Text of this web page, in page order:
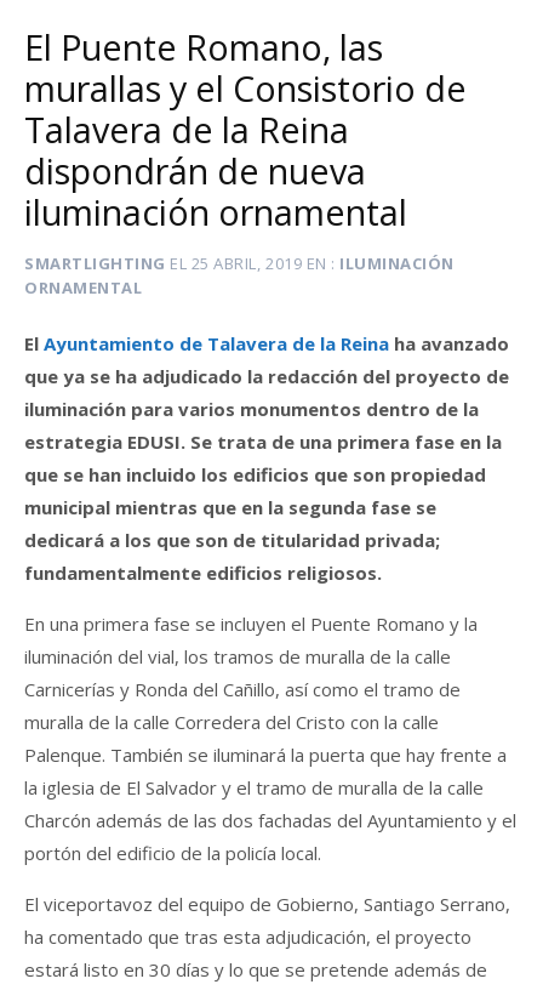
El Puente Romano, las
murallas y el Consistorio de
Talavera de la Reina
dispondrán de nueva
iluminación ornamental
SMARTLIGHTING EL 25 ABRIL, 2019 EN
ILUMINACIÓN
ORNAMENTAL
El Ayuntamiento de Talavera de la Reina ha avanzado
que ya se ha adjudicado la redacción del proyecto de
iluminación para varios monumentos dentro de la
estrategia EDUSI. Se trata de una primera fase en la
que se han incluido los edificios que son propiedad
municipal mientras que en la segunda fase se
dedicará a los que son de titularidad privada;
fundamentalmente edificios religiosos.
En una primera fase se incluyen el Puente Romano y la
iluminación del vial, los tramos de muralla de la calle
Carnicerías y Ronda del Cañillo, así como el tramo de
muralla de la calle Corredera del Cristo con la calle
Palenque. También se iluminará la puerta que hay frente a
la iglesia de El Salvador y el tramo de muralla de la calle
Charcón además de las dos fachadas del Ayuntamiento y el
portón del edificio de la policía local.
El viceportavoz del equipo de Gobierno, Santiago Serrano,
ha comentado que tras esta adjudicación, el proyecto
estará listo en 30 días y lo que se pretende además de